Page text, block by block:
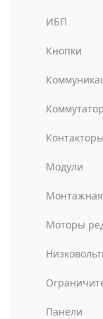
ИБП
Кнопки
Контакторы
Модули
Моторы
Панели